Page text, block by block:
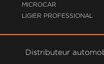
MICROCAR
LIGIER PROFESSIONAL
Distributeur